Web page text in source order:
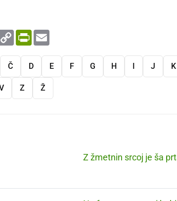
Copy
Link
PrintFriendly
Č D E F G H I J K
Z Ž
Z žmetnin srcoj je ša